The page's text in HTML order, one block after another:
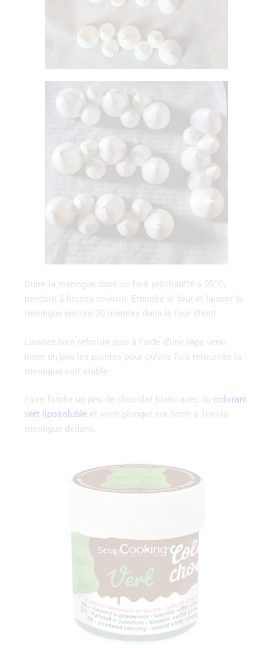
Cuire la meringue dans un four préchauffé à 95°C,
pendant 2 heures environ. Eteindre le four et laisser la
meringue encore 30 minutes dans le four éteint.
Laissez bien refroidir puis à l’aide d’une râpe venir
limer un peu les pointes pour qu’une fois retournée la
meringue soit stable.
Faire fondre un peu de chocolat blanc avec du colorant
vert liposoluble et venir plonger sur 5mm à 1cm la
meringue dedans.